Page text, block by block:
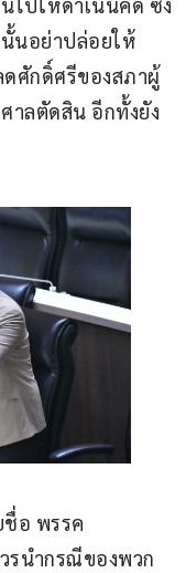
ไปให้ดำเนินคดี ซึ่ง
นั้นอย่าปล่อยให้
ดศักดิ์ศรีของสภาผู้
าลตัดสิน อีกทั้งยัง
อ พรรค
รนำกรณีของพวก